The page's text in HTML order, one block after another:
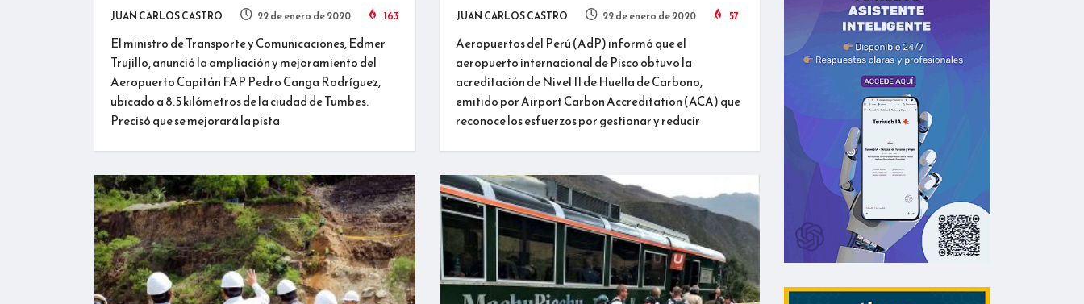
JUAN CARLOS CASTRO 22 de enero de 2020 163
El ministro de Transporte y Comunicaciones, Edmer
Trujillo, anunció la ampliación y mejoramiento del
Aeropuerto Capitán FAP Pedro Canga Rodríguez,
ubicado a 8.5 kilómetros de la ciudad de Tumbes.
Precisó que se mejorará la pista
JUAN CARLOS CASTRO 22 de enero de 2020 57
Aeropuertos del Perú (AdP) informó que el
aeropuerto internacional de Pisco obtuvo la
acreditación de Nivel II de Huella de Carbono,
emitido por Airport Carbon Accreditation (ACA) que
reconoce los esfuerzos por gestionar y reducir